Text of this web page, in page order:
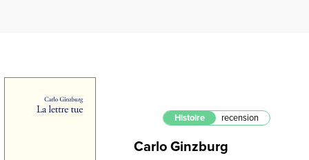
Histoire recension
Carlo Ginzburg